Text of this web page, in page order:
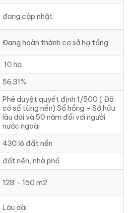
đang cập nhật
Đang hoàn thành cơ sở hạ tầng
10 ha
56.31%
Phê duyệt quyết định 1/500 ( Đã
có sổ từng nền) Sổ hồng – Sở hữu
lâu dài và 50 năm đối với người
nước ngoài
430 lô đất nền
đất nền, nhà phố
128 – 150 m2
Lâu dài